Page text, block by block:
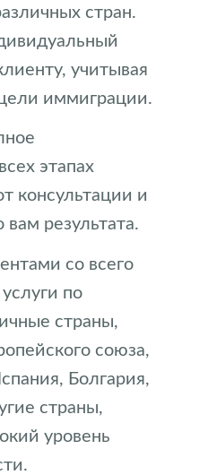
стран.
учитывая
иммиграции.
этапах
консультации и
результата.
со всего
по
страны,
союза,
Болгария,
страны,
уровень